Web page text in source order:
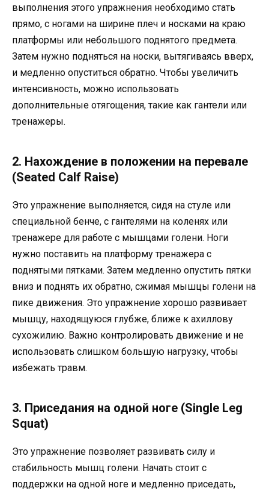
выполнения этого упражнения необходимо стать
прямо, с ногами на ширине плеч и носками на краю
платформы или небольшого поднятого предмета.
Затем нужно подняться на носки, вытягиваясь вверх,
и медленно опуститься обратно. Чтобы увеличить
интенсивность, можно использовать
дополнительные отягощения, такие как гантели или
тренажеры.
2. Нахождение в положении на перевале
(Seated Calf Raise)
Это упражнение выполняется, сидя на стуле или
специальной бенче, с гантелями на коленях или
тренажере для работе с мышцами голени. Ноги
нужно поставить на платформу тренажера с
поднятыми пятками. Затем медленно опустить пятки
вниз и поднять их обратно, сжимая мышцы голени на
пике движения. Это упражнение хорошо развивает
мышцу, находящуюся глубже, ближе к ахиллову
сухожилию. Важно контролировать движение и не
использовать слишком большую нагрузку, чтобы
избежать травм.
3. Приседания на одной ноге (Single Leg
Squat)
Это упражнение позволяет развивать силу и
стабильность мышц голени. Начать стоит с
поддержки на одной ноге и медленно приседать,